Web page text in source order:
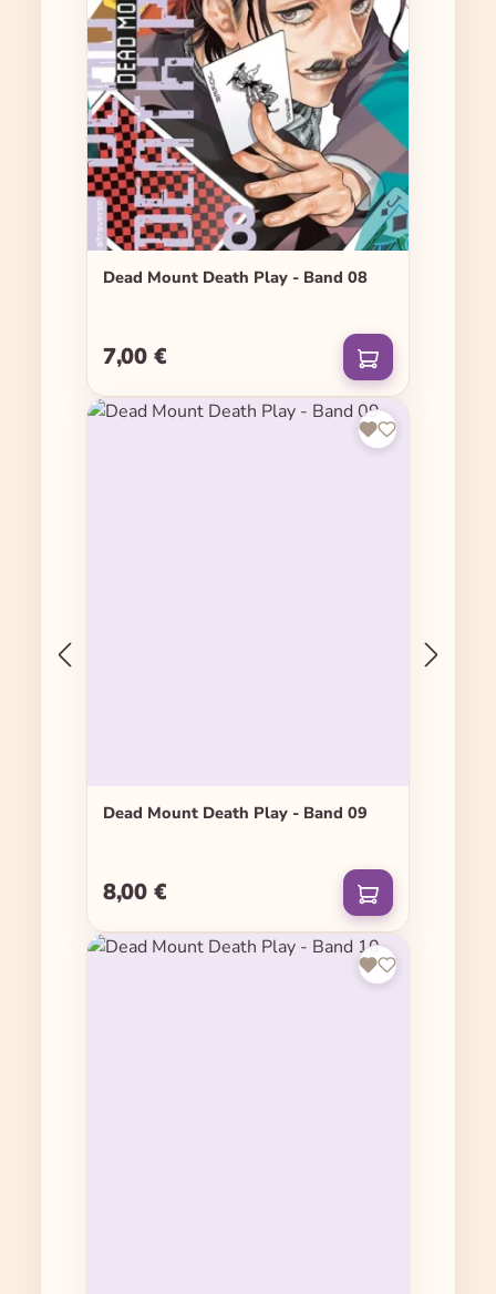
Dead Mount Death Play - Band 08
Regulärer Preis:
7,00 €
Dead Mount Death Play - Band 09
Regulärer Preis:
8,00 €